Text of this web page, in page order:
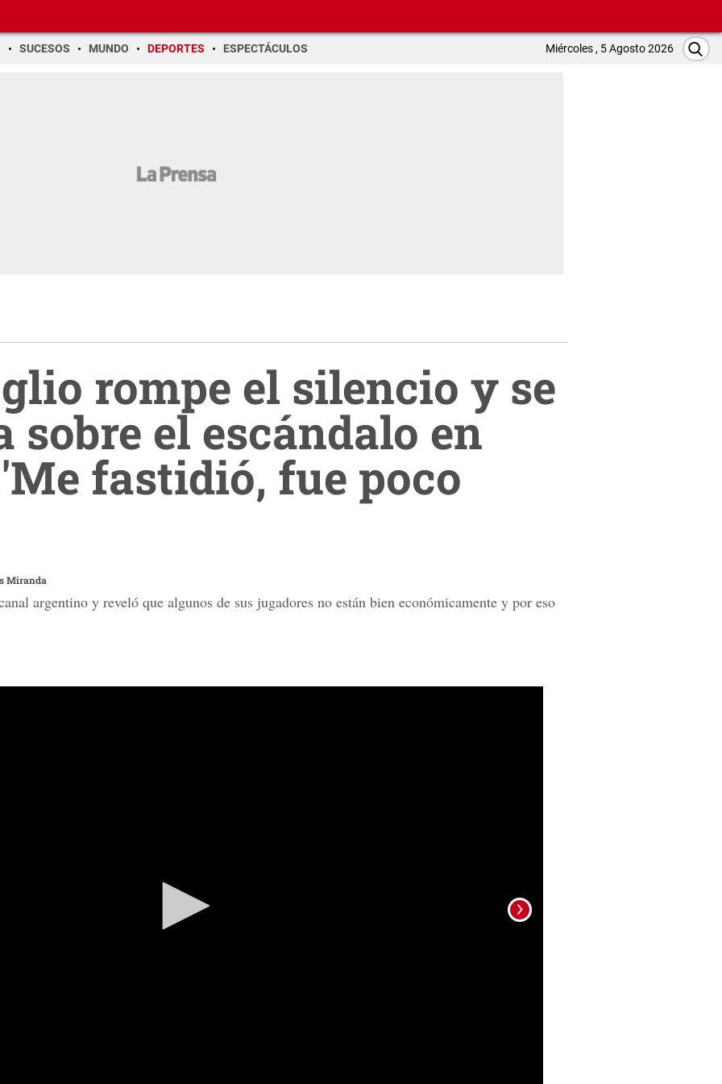
SUCESOS MUNDO DEPORTES ESPECTÁCULOS Miércoles , 5 Agosto 2026
rompe el silencio y se
sobre el escándalo en
fastidió, fue poco
Miranda
argentino y reveló que algunos de sus jugadores no están bien económicamente y por eso